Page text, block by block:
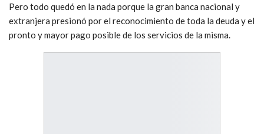
Pero todo quedó en la nada porque la gran banca nacional y
extranjera presionó por el reconocimiento de toda la deuda y el
pronto y mayor pago posible de los servicios de la misma.